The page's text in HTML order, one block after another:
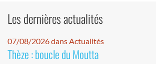
Les dernières actualités
07/08/2026 dans Actualités
Thèze : boucle du Moutta